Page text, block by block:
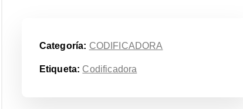
Categoría: CODIFICADORA
Etiqueta: Codificadora